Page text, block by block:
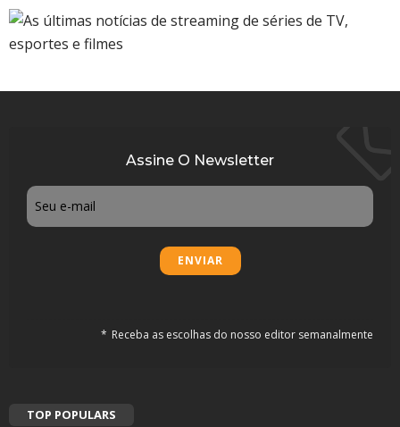
Assine O Newsletter
Email
Receba as escolhas do nosso editor semanalmente
TOP POPULARS